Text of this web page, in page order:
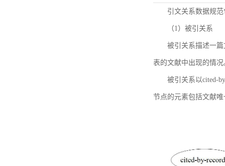
引文关系数据规
（1）被引关系
被引关系描述一
表的文献中出现的情况
被引关系以cited-
节点的元素包括文献